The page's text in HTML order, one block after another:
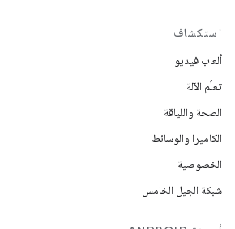
استكشاف
ألعاب فيديو
تعلُم الآلة
الصحة واللياقة
الكاميرا والوسائط
الخصوصية
شبكة الجيل الخامس